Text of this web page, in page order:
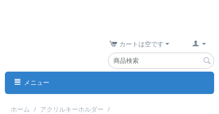
カートは空です
メニュー
ホーム / アクリルキーホルダー /